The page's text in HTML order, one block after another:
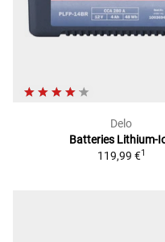
Delo
Batteries Lithium-
119,99 €1